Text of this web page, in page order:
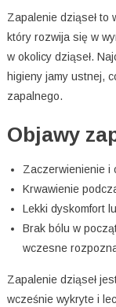
Zapalenie dziąseł to
który rozwija się w
w okolicy dziąseł.
higieny jamy ustnej,
zapalnego.
Objawy
Zaczerwienienie i
Krwawienie
Lekki dyskomfort
Brak bólu w
wczesne
Zapalenie dziąseł
wcześnie wykryte i